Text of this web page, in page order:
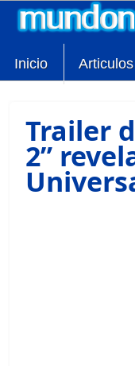
Inicio Articulos
Trailer
2”